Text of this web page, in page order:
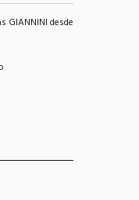
GIANNINI desde